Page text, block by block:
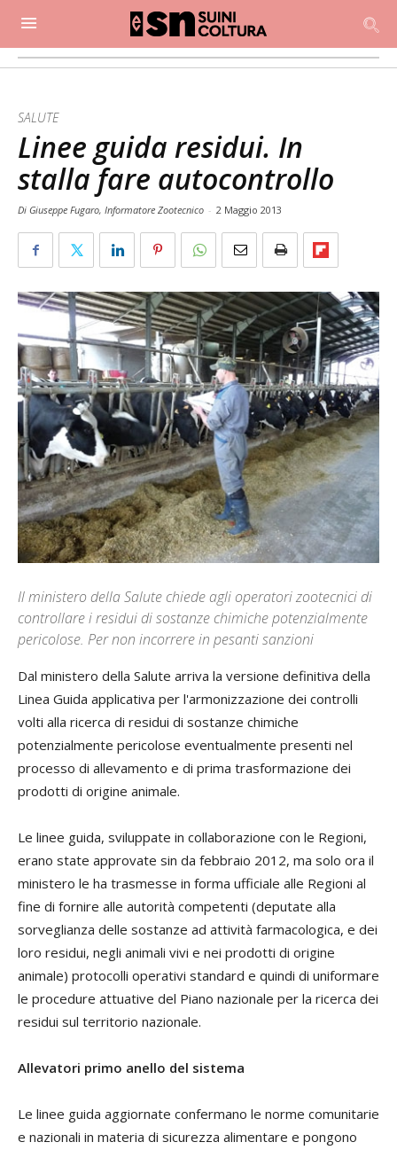
SALUTE
Linee guida residui. In
stalla fare autocontrollo
Di Giuseppe Fugaro, Informatore Zootecnico - 2 Maggio 2013
Il ministero della Salute chiede agli operatori zootecnici di
controllare i residui di sostanze chimiche potenzialmente
pericolose. Per non incorrere in pesanti sanzioni
Dal ministero della Salute arriva la versione definitiva della
Linea Guida applicativa per l'armonizzazione dei controlli
volti alla ricerca di residui di sostanze chimiche
potenzialmente pericolose eventualmente presenti nel
processo di allevamento e di prima trasformazione dei
prodotti di origine animale.
Le linee guida, sviluppate in collaborazione con le Regioni,
erano state approvate sin da febbraio 2012, ma solo ora il
ministero le ha trasmesse in forma ufficiale alle Regioni al
fine di fornire alle autorità competenti (deputate alla
sorveglianza delle sostanze ad attività farmacologica, e dei
loro residui, negli animali vivi e nei prodotti di origine
animale) protocolli operativi standard e quindi di uniformare
le procedure attuative del Piano nazionale per la ricerca dei
residui sul territorio nazionale.
Allevatori primo anello del sistema
Le linee guida aggiornate confermano le norme comunitarie
e nazionali in materia di sicurezza alimentare e pongono